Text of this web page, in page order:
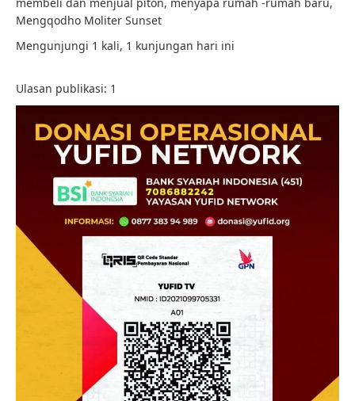
Mengqodho Moliter Sunset
Mengunjungi 1 kali, 1 kunjungan hari ini
Ulasan publikasi: 1